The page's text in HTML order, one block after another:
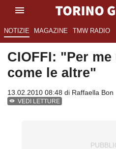
NOTIZIE MAGAZINE TMW RADIO
CIOFFI: "Per
come le altre"
13.02.2010 08:48 di Raffaella Bon
VEDI LETTURE